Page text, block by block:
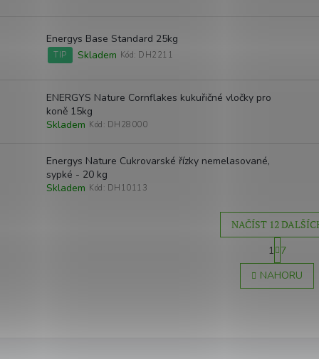
Energys Base Standard 25kg
TIP Skladem Kód: DH2211
ENERGYS Nature Cornflakes kukuřičné vločky pro
koně 15kg
Skladem Kód: DH28000
Energys Nature Cukrovarské řízky nemelasované,
sypké - 20 kg
Skladem Kód: DH10113
O
v
NAČÍST 12
S
t
r
á
n
1 7
NAHORU